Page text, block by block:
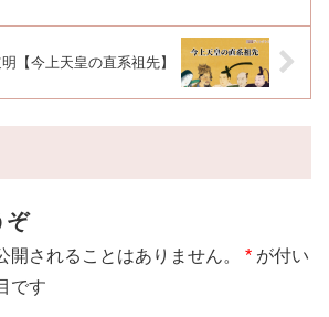
【今上天皇の直系祖先】
ぞ
開されることはありません。 * が付い
です